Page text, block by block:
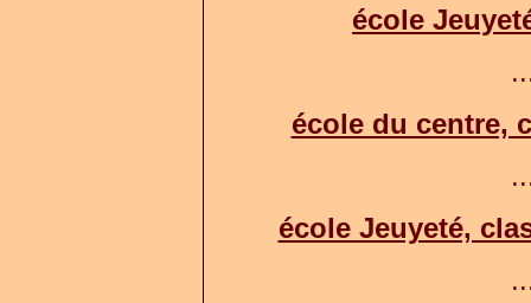
école
école du centre,
école Jeuyeté,